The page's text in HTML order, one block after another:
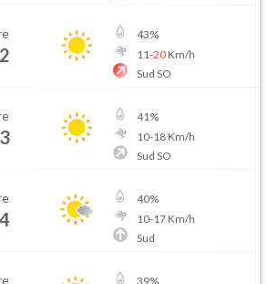
43%
11-20Km/h
Sud SO
41%
10-18Km/h
Sud SO
40%
10-17Km/h
Sud
39%